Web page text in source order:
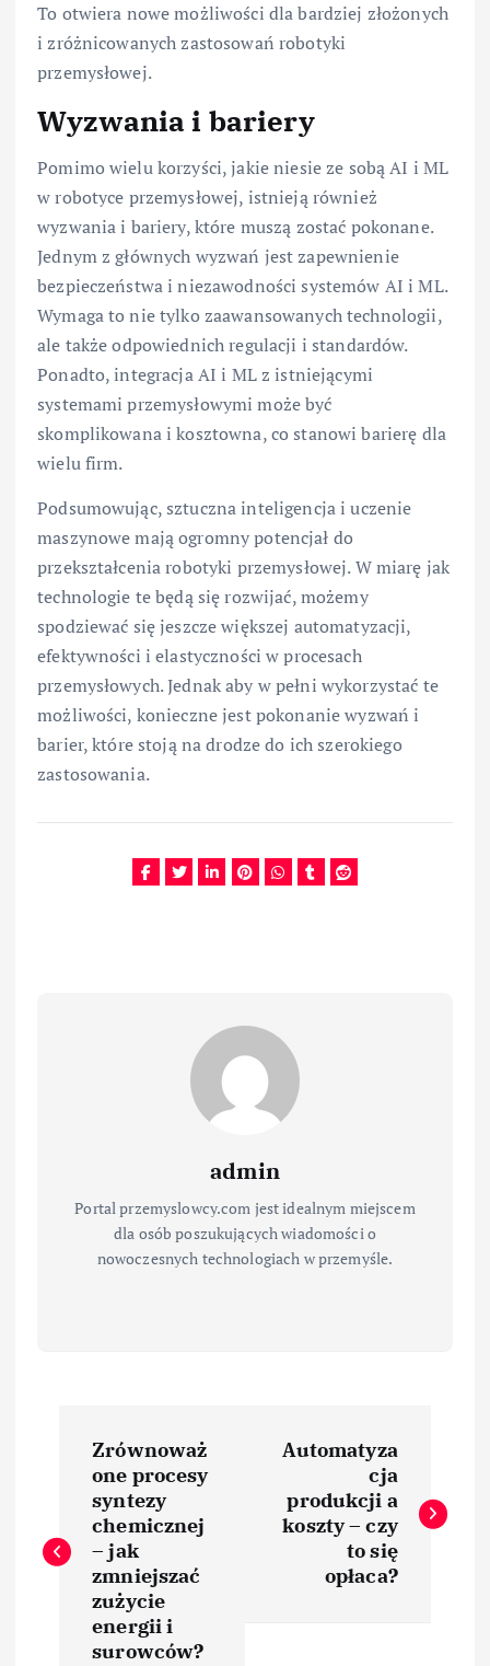
To otwiera nowe możliwości dla bardziej złożonych
i zróżnicowanych zastosowań robotyki
przemysłowej.
Wyzwania i bariery
Pomimo wielu korzyści, jakie niesie ze sobą AI i ML
w robotyce przemysłowej, istnieją również
wyzwania i bariery, które muszą zostać pokonane.
Jednym z głównych wyzwań jest zapewnienie
bezpieczeństwa i niezawodności systemów AI i ML.
Wymaga to nie tylko zaawansowanych technologii,
ale także odpowiednich regulacji i standardów.
Ponadto, integracja AI i ML z istniejącymi
systemami przemysłowymi może być
skomplikowana i kosztowna, co stanowi barierę dla
wielu firm.
Podsumowując, sztuczna inteligencja i uczenie
maszynowe mają ogromny potencjał do
przekształcenia robotyki przemysłowej. W miarę jak
technologie te będą się rozwijać, możemy
spodziewać się jeszcze większej automatyzacji,
efektywności i elastyczności w procesach
przemysłowych. Jednak aby w pełni wykorzystać te
możliwości, konieczne jest pokonanie wyzwań i
barier, które stoją na drodze do ich szerokiego
zastosowania.
admin
Portal przemyslowcy.com jest idealnym miejscem
dla osób poszukujących wiadomości o
nowoczesnych technologiach w przemyśle.
w
Zrównoważ
one procesy
syntezy
chemicznej
– jak
zmniejszać
zużycie
energii i
surowców?
Automatyza
cja
produkcji a
koszty – czy
to się
opłaca?